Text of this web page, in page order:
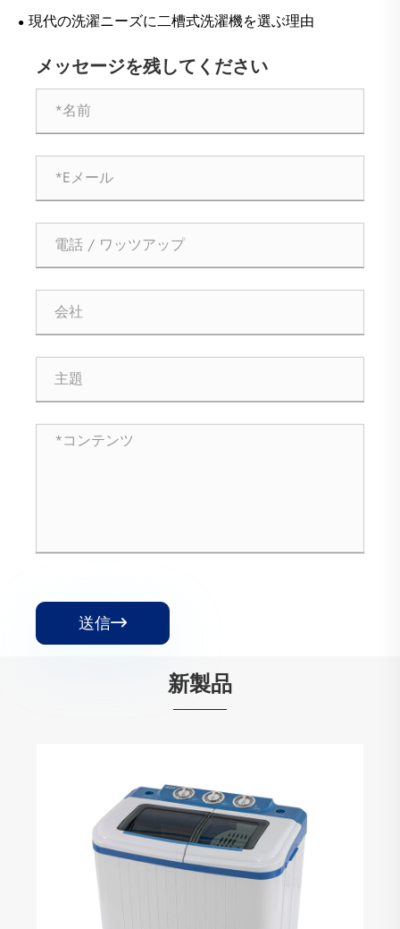
ポイントは分類された洗濯ケアですか？
現代の洗濯ニーズに二槽式洗濯機を選ぶ理由
メッセージを残してください
送信
新製品